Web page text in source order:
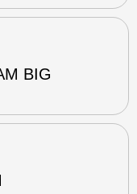
BIG